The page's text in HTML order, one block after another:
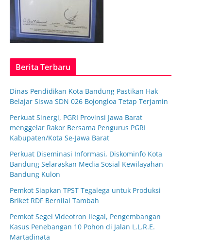
Berita Terbaru
Dinas Pendidikan Kota Bandung Pastikan Hak
Belajar Siswa SDN 026 Bojongloa Tetap Terjamin
Perkuat Sinergi, PGRI Provinsi Jawa Barat
menggelar Rakor Bersama Pengurus PGRI
Kabupaten/Kota Se-Jawa Barat
Perkuat Diseminasi Informasi, Diskominfo Kota
Bandung Selaraskan Media Sosial Kewilayahan
Bandung Kulon
Pemkot Siapkan TPST Tegalega untuk Produksi
Briket RDF Bernilai Tambah
Pemkot Segel Videotron Ilegal, Pengembangan
Kasus Penebangan 10 Pohon di Jalan L.L.R.E.
Martadinata